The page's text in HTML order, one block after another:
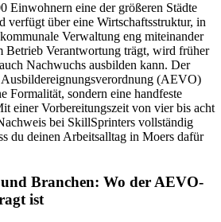
Einwohnern eine der größeren Städte
verfügt über eine Wirtschaftsstruktur, in
Verwaltung eng miteinander
Betrieb Verantwortung trägt, wird früher
Nachwuchs ausbilden kann. Der
(AEVO)
Formalität, sondern eine handfeste
einer Vorbereitungszeit von vier bis acht
bei SkillSprinters vollständig
du deinen Arbeitsalltag in Moers dafür
Branchen: Wo der AEVO-
ist